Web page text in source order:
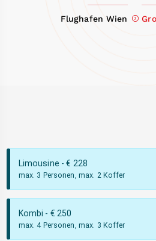
Flughafen Wien
Limousine - € 228
max. 3 Personen, max. 2 Koffer
Kombi - € 250
max. 4 Personen, max. 3 Koffer